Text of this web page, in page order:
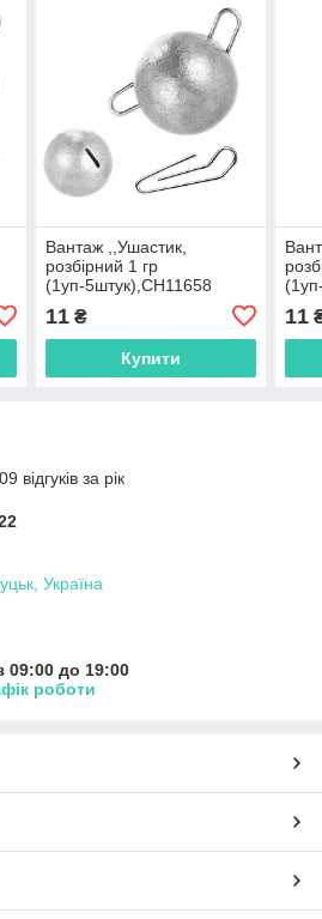
Вантаж ,,Ушастик,
розбірний 1 гр
(1уп-5штук),CH11658
11₴
Купити
11
відгуків за рік
Україна
09:00 до 19:00
роботи